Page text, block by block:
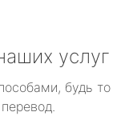
услуг
будь то